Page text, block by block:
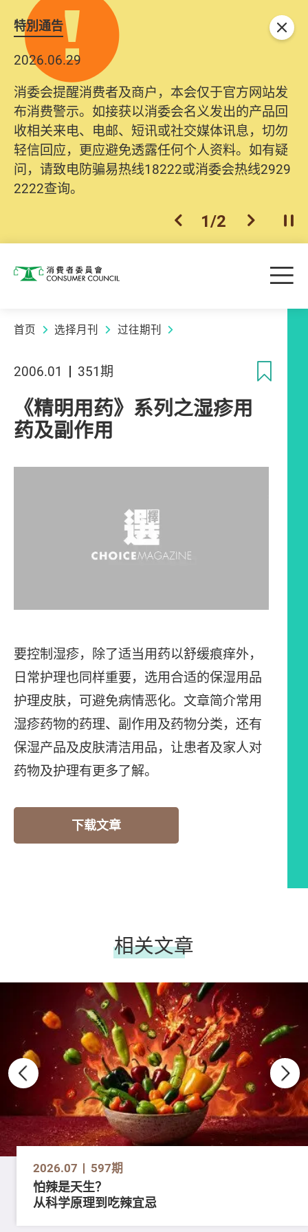
特別通告
2026.06.29
消委会提醒消费者及商户，本会仅于官方网站发
布消费警示。如接获以消委会名义发出的产品回
收相关来电、电邮、短讯或社交媒体讯息，切勿
轻信回应，更应避免透露任何个人资料。如有疑
问，请致电防骗易热线18222或消委会热线2929
2222查询。
上一个
1/2 下一个开
关闭
消费者委员会 目
首页 选择月刊 过往期刊
2006.01 351期
《精明用药》系列之湿疹用
药及副作用
要控制湿疹，除了适当用药以舒缓痕痒外，
日常护理也同样重要，选用合适的保湿用品
护理皮肤，可避免病情恶化。文章简介常用
湿疹药物的药理、副作用及药物分类，还有
保湿产品及皮肤清洁用品，让患者及家人对
药物及护理有更多了解。
下载文章
相关文章
2026.07 597期
怕辣是天生？
从科学原理到吃辣宜忌